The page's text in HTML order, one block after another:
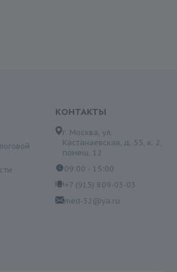
КОНТАКТЫ
г. Москва, ул.
Кастанаевская, д. 55, к. 2,
помещ. 12
09:00 - 15:00
+7 (915) 809-03-03
med-32@ya.ru